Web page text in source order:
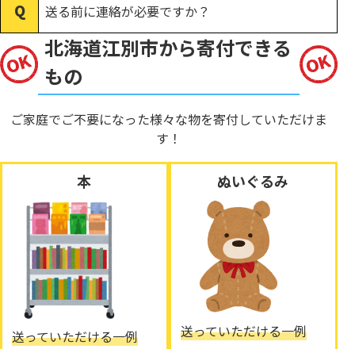
送る前に連絡が必要ですか？
北海道江別市から寄付できる
もの
ご家庭でご不要になった様々な物を寄付していただけま
す！
本
送っていただける一例
ぬいぐるみ
送っていただける一例